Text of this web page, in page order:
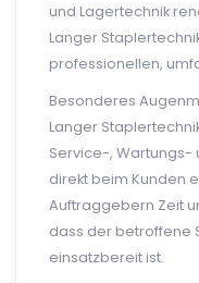
und Lagertechnik
Langer
professionellen,
Besonderes
Langer
Service-, Wartungs-
direkt beim Kunden
Auftraggebern Zeit
dass der betroffene
einsatzbereit ist.